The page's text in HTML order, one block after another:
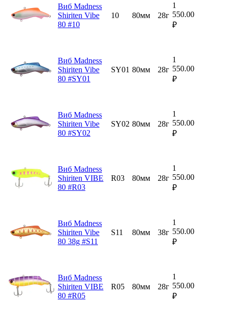
Виб Madness
Shiriten Vibe
80 #10
10 80мм 28г
1
550.00
₽
Виб Madness
Shiriten Vibe
80 #SY01
SY01 80мм 28г
1
550.00
₽
Виб Madness
Shiriten Vibe
80 #SY02
SY02 80мм 28г
1
550.00
₽
Виб Madness
Shiriten VIBE
80 #R03
R03 80мм 28г
1
550.00
₽
Виб Madness
Shiriten Vibe
80 38g #S11
S11 80мм 38г
1
550.00
₽
Виб Madness
Shiriten VIBE
80 #R05
R05 80мм 28г
1
550.00
₽